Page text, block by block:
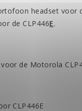
headset voor
de CLP446E.
de Motorola
CLP446E